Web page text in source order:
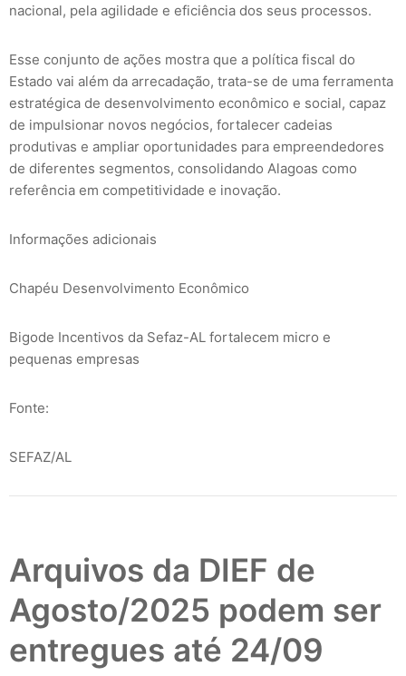
nacional, pela agilidade e eficiência dos seus processos.
Esse conjunto de ações mostra que a política fiscal do
Estado vai além da arrecadação, trata-se de uma ferramenta
estratégica de desenvolvimento econômico e social, capaz
de impulsionar novos negócios, fortalecer cadeias
produtivas e ampliar oportunidades para empreendedores
de diferentes segmentos, consolidando Alagoas como
referência em competitividade e inovação.
Informações adicionais
Chapéu Desenvolvimento Econômico
Bigode Incentivos da Sefaz-AL fortalecem micro e
pequenas empresas
Fonte:
SEFAZ/AL
Arquivos da DIEF de
Agosto/2025 podem ser
entregues até 24/09